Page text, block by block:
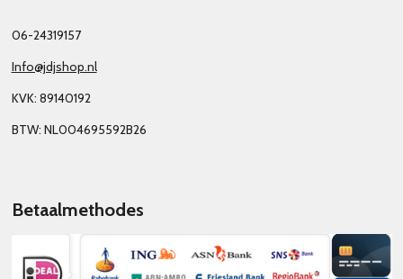
06-24319157
Info@jdjshop.nl
KVK: 89140192
BTW: NL004695592B26
Betaalmethodes